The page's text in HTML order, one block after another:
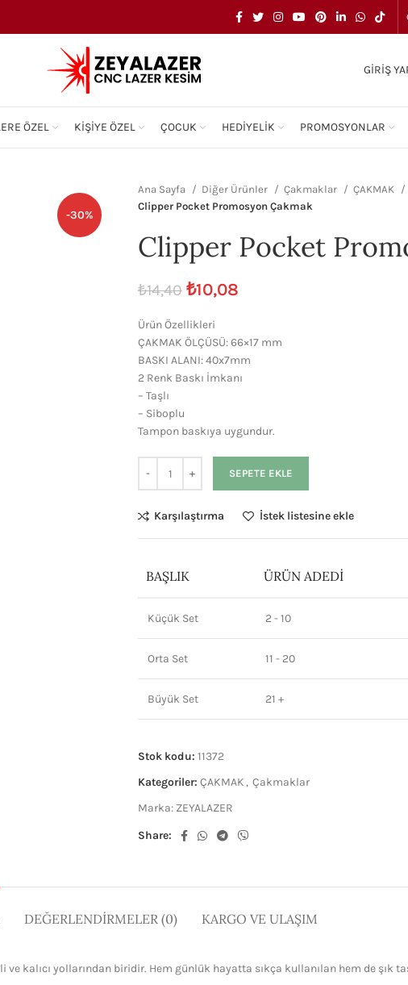
GIRIŞ
ÖZEL KIŞIYE ÖZEL ÇOCUK HEDIYELIK PROMOSYONLAR
-30%
Ana Sayfa Diğer Ürünler Çakmaklar
ÇAKMAK
Clipper Pocket Promosyon Çakmak
Clipper Pocket
₺14,40 ₺10,08
Ürün Özellikleri
ÇAKMAK ÖLÇÜSÜ: 66×17 mm
BASKI ALANI: 40x7mm
2 Renk Baskı İmkanı
– Taşlı
– Siboplu
Tampon baskıya uygundur.
SEPETE EKLE
Karşılaştırma İstek listesine ekle
BAŞLIK ÜRÜN ADEDI
Küçük Set 2 - 10
Orta Set 11 - 20
Büyük Set 21 +
Stok kodu: 11372
Kategoriler: ÇAKMAK , Çakmaklar
Marka: ZEYALAZER
Share:
DEĞERLENDIRMELER (0) KARGO VE ULAŞIM
kalıcı yollarından biridir. Hem günlük hayatta sıkça kullanılan hem de şık